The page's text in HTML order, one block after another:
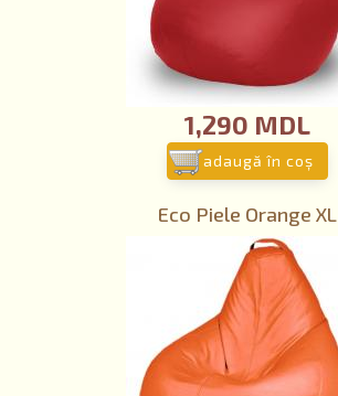
1,290 MDL
adaugă în coş
Eco Piele Orange XL